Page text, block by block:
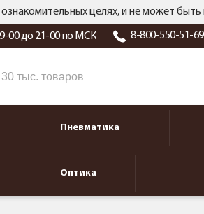
целях, и не может
00 до 21-00 по МСК 8-800-550-51-69
Пневматика
Оптика